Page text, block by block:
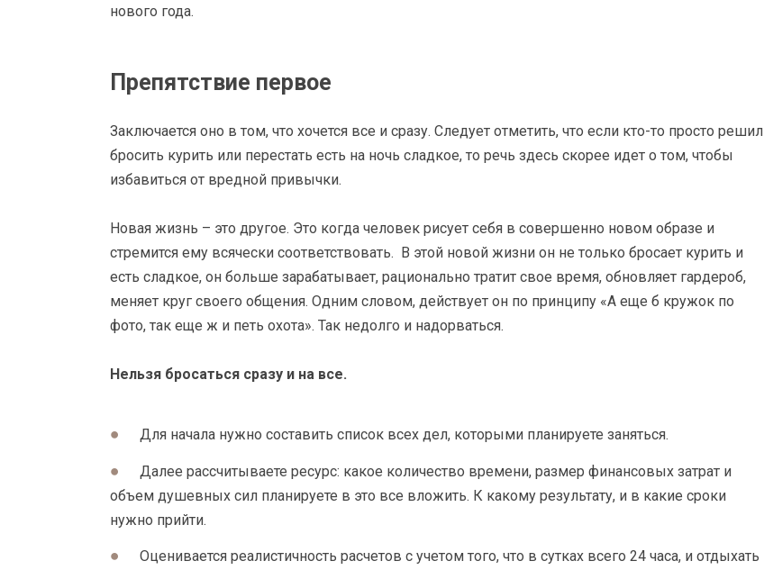
нового года.
Препятствие первое
Заключается оно в том, что хочется все и сразу. Следует отметить, что если кто-то просто решил
бросить курить или перестать есть на ночь сладкое, то речь здесь скорее идет о том, чтобы
избавиться от вредной привычки.
Новая жизнь – это другое. Это когда человек рисует себя в совершенно новом образе и
стремится ему всячески соответствовать. В этой новой жизни он не только бросает курить и
есть сладкое, он больше зарабатывает, рационально тратит свое время, обновляет гардероб,
меняет круг своего общения. Одним словом, действует он по принципу «А еще б кружок по
фото, так еще ж и петь охота». Так недолго и надорваться.
Нельзя бросаться сразу и на все.
Для начала нужно составить список всех дел, которыми планируете заняться.
Далее рассчитываете ресурс: какое количество времени, размер финансовых затрат и
объем душевных сил планируете в это все вложить. К какому результату, и в какие сроки
нужно прийти.
Оценивается реалистичность расчетов с учетом того, что в сутках всего 24 часа, и отдыхать